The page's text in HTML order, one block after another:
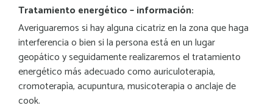
Tratamiento energético – información:
Averiguaremos si hay alguna cicatriz en la zona que haga
interferencia o bien si la persona está en un lugar
geopático y seguidamente realizaremos el tratamiento
energético más adecuado como auriculoterapia,
cromoterapìa, acupuntura, musicoterapia o anclaje de
cook.